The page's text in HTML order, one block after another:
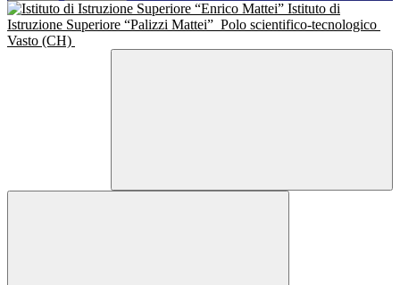
Istituto di
Istruzione Superiore “Palizzi Mattei” Polo scientifico-tecnologico
Vasto (CH)